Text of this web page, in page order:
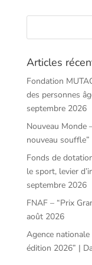
Articles
Fondation
des personnes
septembre 2026
Nouveau Monde
nouveau
Fonds de
le sport, levier
septembre 2026
FNAF – “Prix
août 2026
Agence
édition 2026” |